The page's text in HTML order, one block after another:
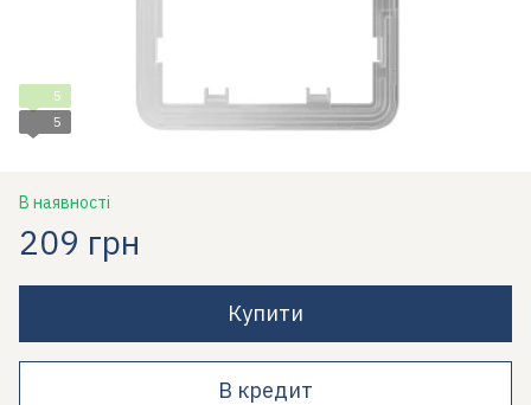
5
5
В наявності
209 грн
Купити
В кредит